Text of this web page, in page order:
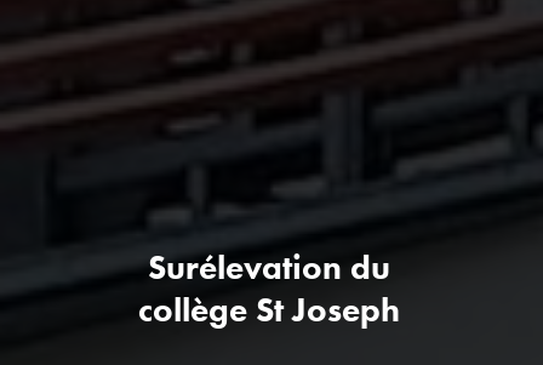
Surélevation du
collège St Joseph